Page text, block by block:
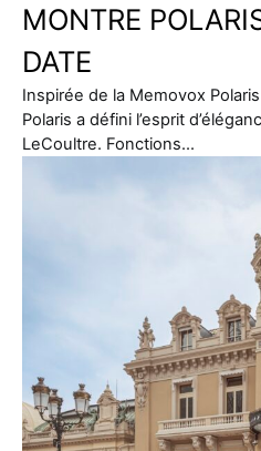
MONTRE
DATE
Inspirée de la Memovox
Polaris a défini l’esprit
LeCoultre. Fonctions…